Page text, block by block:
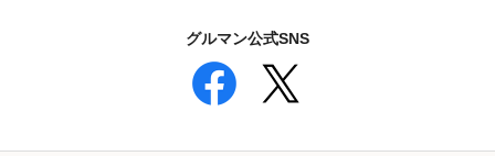
グルマン公式SNS